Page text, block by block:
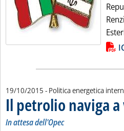
Lista allegati PDF alla
19/10/2015 - Politica energetica
Il petrolio naviga
In attesa dell'Opec